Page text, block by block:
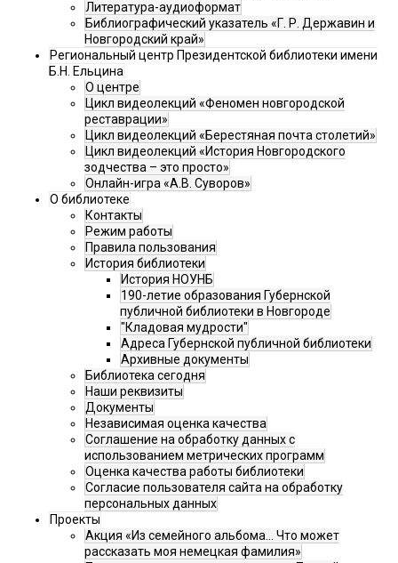
Литература-аудиоформат
Библиографический указатель «Г. Р. Державин и
Новгородский край»
Региональный центр Президентской библиотеки имени
Б.Н. Ельцина
О центре
Цикл видеолекций «Феномен новгородской
реставрации»
Цикл видеолекций «Берестяная почта столетий»
Цикл видеолекций «История Новгородского
зодчества – это просто»
Онлайн-игра «А.В. Суворов»
О библиотеке
Контакты
Режим работы
Правила пользования
История библиотеки
История НОУНБ
190-летие образования Губернской
публичной библиотеки в Новгороде
"Кладовая мудрости"
Адреса Губернской публичной библиотеки
Архивные документы
Библиотека сегодня
Наши реквизиты
Документы
Независимая оценка качества
Соглашение на обработку данных с
использованием метрических программ
Оценка качества работы библиотеки
Согласие пользователя сайта на обработку
персональных данных
Проекты
Акция «Из семейного альбома... Что может
рассказать моя немецкая фамилия»